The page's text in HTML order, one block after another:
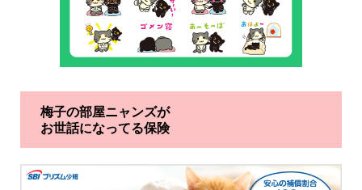
梅子の部屋ニャンズが
お世話になってる保険